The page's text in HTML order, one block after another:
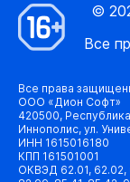
©
Все
Все права
ООО «Дион Софт»
420500,
Иннополис, ул.
ИНН 1615016180
КПП 161501001
ОКВЭД 62.01, 62.02,